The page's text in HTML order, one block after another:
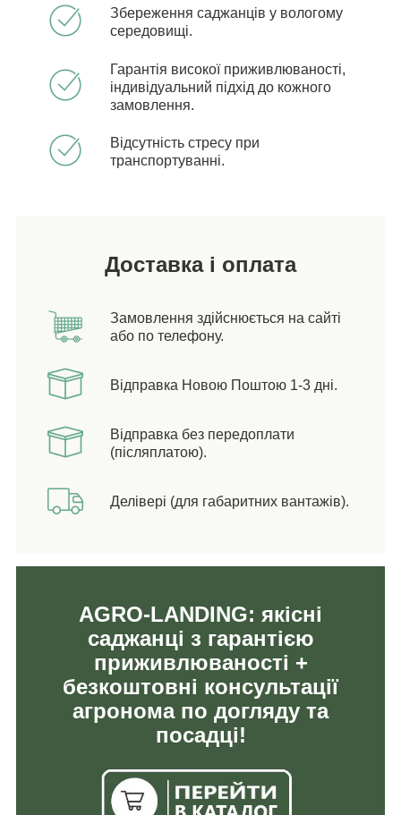
Збереження саджанців у вологому
середовищі.
Гарантія високої приживлюваності,
індивідуальний підхід до кожного
замовлення.
Відсутність стресу при
транспортуванні.
Доставка і оплата
Замовлення здійснюється на сайті
або по телефону.
Відправка Новою Поштою 1-3 дні.
Відправка без передоплати
(післяплатою).
Делівері (для габаритних вантажів).
AGRO-LANDING: якісні
саджанці з гарантією
приживлюваності +
безкоштовні консультації
агронома по догляду та
посадці!